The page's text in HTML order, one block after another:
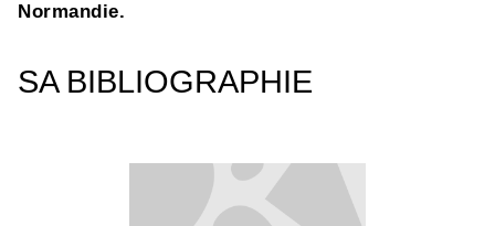
Normandie.
SA BIBLIOGRAPHIE